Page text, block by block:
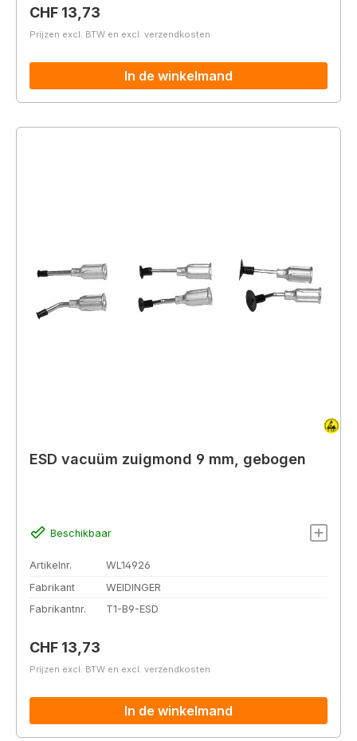
Normale prijs:
CHF 13,73
Prijzen excl. BTW en excl. verzendkosten
In de winkelmand
ESD vacuüm zuigmond 9 mm, gebogen
Beschikbaar
Artikelnr.
WL14926
Fabrikant
WEIDINGER
Fabrikantnr.
T1-B9-ESD
Normale prijs:
CHF 13,73
Prijzen excl. BTW en excl. verzendkosten
In de winkelmand